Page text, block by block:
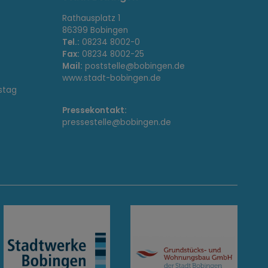
Rathausplatz 1
86399 Bobingen
Tel.: 08234 8002-0
Fax: 08234 8002-25
Mail: poststelle@bobingen.de
www.stadt-bobingen.de
Pressekontakt:
pressestelle@bobingen.de